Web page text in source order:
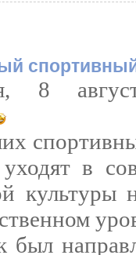
8
в
культуры
был